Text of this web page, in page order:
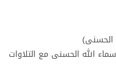
الحسنى)
الله الحسنى مع التلاوات